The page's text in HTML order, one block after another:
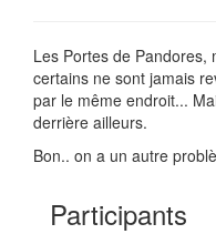
Les Portes de
certains ne sont jamais
par le même endroit...
derrière ailleurs.
Bon.. on a un autre
Participants